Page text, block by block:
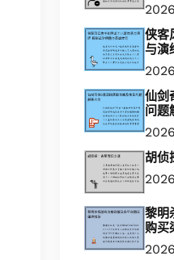
侠客
与演
仙剑
问题
胡侦
黎明
购买